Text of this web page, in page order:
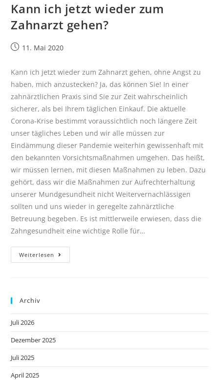
Kann ich jetzt wieder zum
Zahnarzt gehen?
11. Mai 2020
Kann ich jetzt wieder zum Zahnarzt gehen, ohne Angst zu
haben, mich anzustecken? Ja, das können Sie! In einer
zahnärztlichen Praxis sind Sie zur Zeit wahrscheinlich
sicherer, als bei Ihrem täglichen Einkauf. Die aktuelle
Corona-Krise bestimmt voraussichtlich noch längere Zeit
unser tägliches Leben und wir alle müssen zur
Eindämmung dieser Pandemie weiterhin gewissenhaft mit
den bekannten Vorsichtsmaßnahmen umgehen. Das heißt,
wir müssen lernen, mit diesen Maßnahmen zu leben. Dazu
gehört, dass wir die Maßnahmen zur Aufrechterhaltung
unserer Mundgesundheit nicht Weitervernachlässigen
sollten und uns wieder in geregelte zahnärztliche
Betreuung begeben. Es ist mittlerweile erwiesen, dass die
Zahngesundheit eine wichtige Rolle für…
Weiterlesen
Archiv
Juli 2026
Dezember 2025
Juli 2025
April 2025